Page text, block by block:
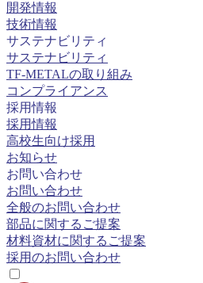
開発情報
技術情報
サステナビリティ
サステナビリティ
TF-METALの取り組み
コンプライアンス
採用情報
採用情報
高校生向け採用
お知らせ
お問い合わせ
お問い合わせ
全般のお問い合わせ
部品に関するご提案
材料資材に関するご提案
採用のお問い合わせ